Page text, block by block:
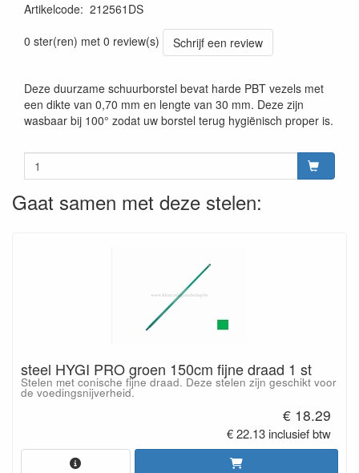
Artikelcode: 212561DS
0 ster(ren) met 0 review(s)
Schrijf een review
Deze duurzame schuurborstel bevat harde PBT vezels met
een dikte van 0,70 mm en lengte van 30 mm. Deze zijn
wasbaar bij 100° zodat uw borstel terug hygiënisch proper is.
Gaat samen met deze stelen:
steel HYGI PRO groen 150cm fijne draad 1 st
Stelen met conische fijne draad. Deze stelen zijn geschikt voor
de voedingsnijverheid.
€ 18.29
€ 22.13 inclusief btw